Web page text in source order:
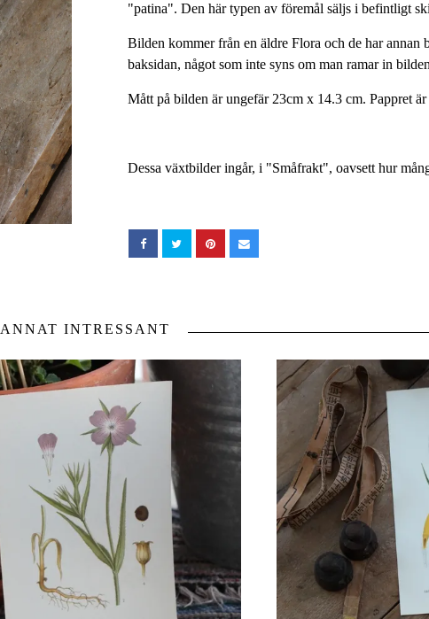
"patina". Den här typen av föremål säljs i befintligt
Bilden kommer från en äldre Flora och de har annan
baksidan, något som inte syns om man ramar in
Mått på bilden är ungefär 23cm x 14.3 cm. Pappret är
Dessa växtbilder ingår, i "Småfrakt", oavsett hur
ANNAT INTRESSANT